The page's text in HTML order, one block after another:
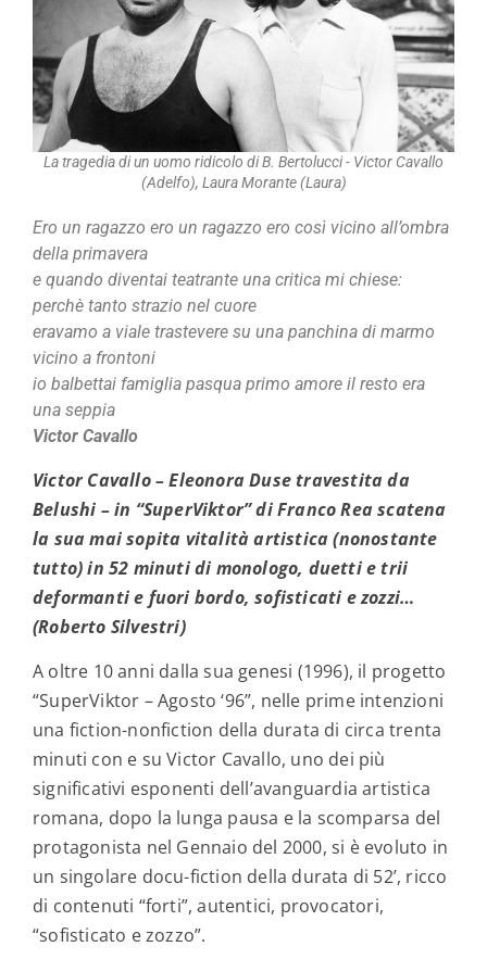
Ero un ragazzo ero un ragazzo ero così vicino all’ombra
della primavera
e quando diventai teatrante una critica mi chiese:
perchè tanto strazio nel cuore
eravamo a viale trastevere su una panchina di marmo
vicino a frontoni
io balbettai famiglia pasqua primo amore il resto era
una seppia
Victor Cavallo
Victor Cavallo – Eleonora Duse travestita da
Belushi – in “SuperViktor” di Franco Rea scatena
la sua mai sopita vitalità artistica (nonostante
tutto) in 52 minuti di monologo, duetti e trii
deformanti e fuori bordo, sofisticati e zozzi…
(Roberto Silvestri)
A oltre 10 anni dalla sua genesi (1996), il progetto
“SuperViktor – Agosto ‘96”, nelle prime intenzioni
una fiction-nonfiction della durata di circa trenta
minuti con e su Victor Cavallo, uno dei più
significativi esponenti dell’avanguardia artistica
romana, dopo la lunga pausa e la scomparsa del
protagonista nel Gennaio del 2000, si è evoluto in
un singolare docu-fiction della durata di 52’, ricco
di contenuti “forti”, autentici, provocatori,
“sofisticato e zozzo”.
La tragedia di un uomo ridicolo di B. Bertolucci - Victor Cavallo
(Adelfo), Laura Morante (Laura)